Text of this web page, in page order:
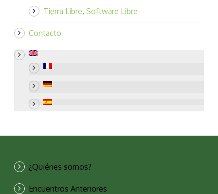
Tierra Libre, Software Libre
Contacto
¿Quiénes somos?
Encuentros Anteriores